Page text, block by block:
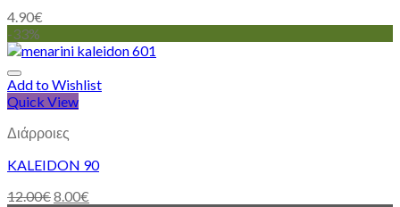
4.90€
-33%
Add to Wishlist
Quick View
Διάρροιες
KALEIDON 90
12.00€8.00€